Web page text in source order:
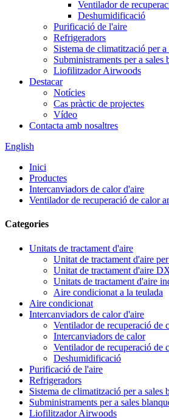
Ventilador de
Deshumidificació
Purificació de l'aire
Refrigeradors
Sistema de climatització per a
Subministraments per a sales
Liofilitzador Airwoods
Destacar
Notícies
Cas pràctic de projectes
Vídeo
Contacta amb nosaltres
English
Inici
Productes
Intercanviadors de calor d'aire
Ventilador de recuperació de calor
Categories
Unitats de tractament d'aire
Unitat de tractament d'aire
Unitat de tractament d'aire
Unitats de tractament d'aire
Aire condicionat a la teulada
Aire condicionat
Intercanviadors de calor d'aire
Ventilador de recuperació de
Intercanviadors de calor
Ventilador de recuperació de
Deshumidificació
Purificació de l'aire
Refrigeradors
Sistema de climatització per a sales
Subministraments per a sales
Liofilitzador Airwoods